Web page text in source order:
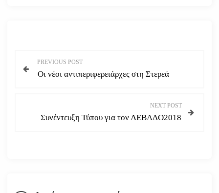
PREVIOUS POST
Οι νέοι αντιπεριφερειάρχες στη Στερεά
NEXT POST
Συνέντευξη Τύπου για τον ΛΕΒΑΔΟ2018